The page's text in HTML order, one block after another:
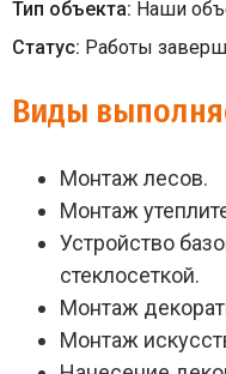
Тип объекта: Наши
Статус: Работы
Виды
Монтаж лесов.
Монтаж
Устройство
стеклосеткой.
Монтаж
Монтаж